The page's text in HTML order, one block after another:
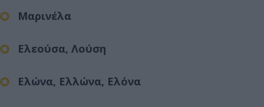
Μαρινέλα
Ελεούσα, Λούση
Ελώνα, Ελλώνα, Ελόνα